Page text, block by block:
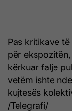
Pas kritikave
për
kërkuar falje
vetëm ishte
kujtesës
/Telegrafi/